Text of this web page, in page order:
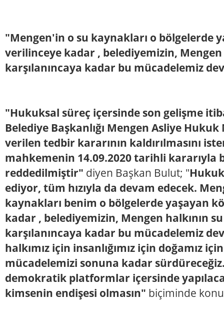
"Mengen'in o su kaynakları o bölgelerde
verilinceye kadar , belediyemizin, Mengen
karşılanıncaya kadar bu mücadelemiz
"Hukuksal süreç içersinde son gelişme
Belediye Başkanlığı Mengen Asliye
verilen tedbir kararının kaldırılmasını
mahkemenin 14.09.2020 tarihli kararıyla
reddedilmiştir" diyen Başkan Bulut; "
ediyor, tüm hızıyla da devam edecek.
kaynakları benim o bölgelerde yaşayan
kadar , belediyemizin, Mengen halkının
karşılanıncaya kadar bu mücadelemiz
halkımız için insanlığımız için doğamız
mücadelemizi sonuna kadar
demokratik platformlar içersinde
kimsenin endişesi olmasın" biçiminde